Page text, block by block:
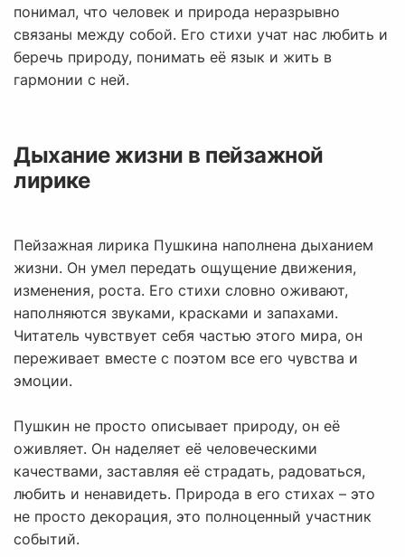
понимал, что человек и природа неразрывно
связаны между собой. Его стихи учат нас любить и
беречь природу, понимать её язык и жить в
гармонии с ней.
Дыхание жизни в пейзажной
лирике
Пейзажная лирика Пушкина наполнена дыханием
жизни. Он умел передать ощущение движения,
изменения, роста. Его стихи словно оживают,
наполняются звуками, красками и запахами.
Читатель чувствует себя частью этого мира, он
переживает вместе с поэтом все его чувства и
эмоции.
Пушкин не просто описывает природу, он её
оживляет. Он наделяет её человеческими
качествами, заставляя её страдать, радоваться,
любить и ненавидеть. Природа в его стихах – это
не просто декорация, это полноценный участник
событий.